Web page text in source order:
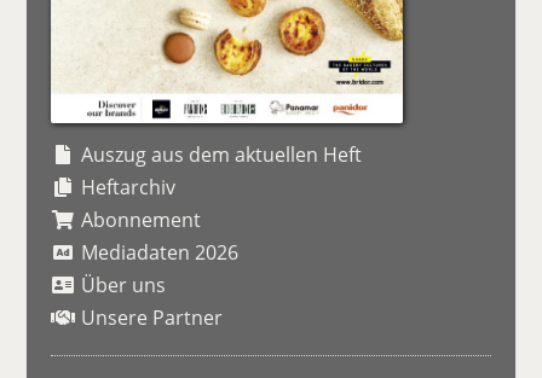
Auszug aus dem aktuellen Heft
Heftarchiv
Abonnement
Mediadaten 2026
Über uns
Unsere Partner